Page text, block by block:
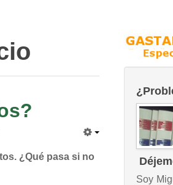
¿Qué pasa si no
Soy